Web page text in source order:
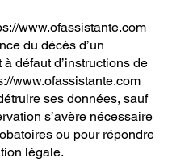
www.ofassistante.com
du décès d’un
défaut d’instructions de
www.ofassistante.com
ses données, sauf
s’avère nécessaire
ou pour répondre
légale.